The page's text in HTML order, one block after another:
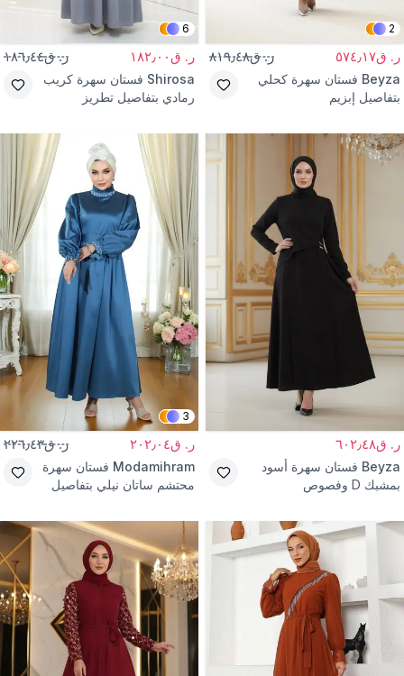
2
ر. ق٥٧٤٫١٧ ر. ق٨١٩٫٤٨
Beyza فستان سهرة كحلي
بتفاصيل إبزيم
6
ر. ق١٨٢٫٠٠ ر. ق١٨٦٫٤٤
Shirosa فستان سهرة كريب
رمادي بتفاصيل تطريز
ر. ق٦٠٢٫٤٨
Beyza فستان سهرة أسود
بمشبك D وفصوص
3
ر. ق٢٠٢٫٠٤ ر. ق٢٢٦٫٤٣
Modamihram فستان سهرة
محتشم ساتان نيلي بتفاصيل